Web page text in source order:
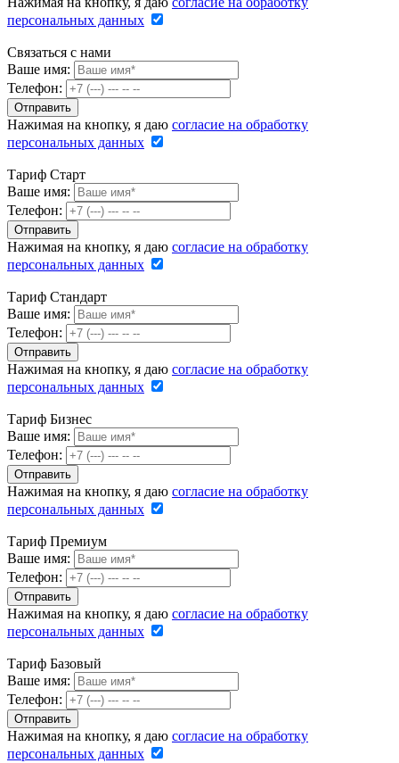
персональных данных
Связаться с нами
Ваше имя:
Телефон:
Нажимая на кнопку, я даю согласие на обработку
персональных данных
Тариф Старт
Ваше имя:
Телефон:
Нажимая на кнопку, я даю согласие на обработку
персональных данных
Тариф Стандарт
Ваше имя:
Телефон:
Нажимая на кнопку, я даю согласие на обработку
персональных данных
Тариф Бизнес
Ваше имя:
Телефон:
Нажимая на кнопку, я даю согласие на обработку
персональных данных
Тариф Премиум
Ваше имя:
Телефон:
Нажимая на кнопку, я даю согласие на обработку
персональных данных
Тариф Базовый
Ваше имя:
Телефон:
Нажимая на кнопку, я даю согласие на обработку
персональных данных